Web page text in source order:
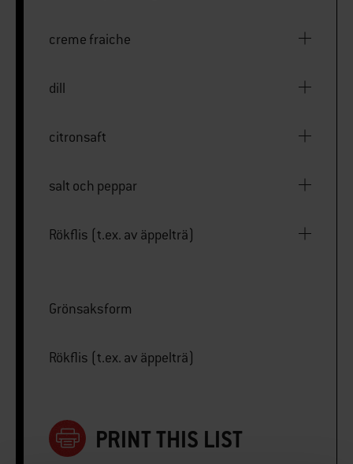
creme fraiche
dill
citronsaft
salt och peppar
Rökflis (t.ex. av äppelträ)
Grönsaksform
Rökflis (t.ex. av äppelträ)
PRINT THIS LIST